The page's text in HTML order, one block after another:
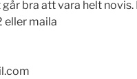
bra att vara helt
eller maila